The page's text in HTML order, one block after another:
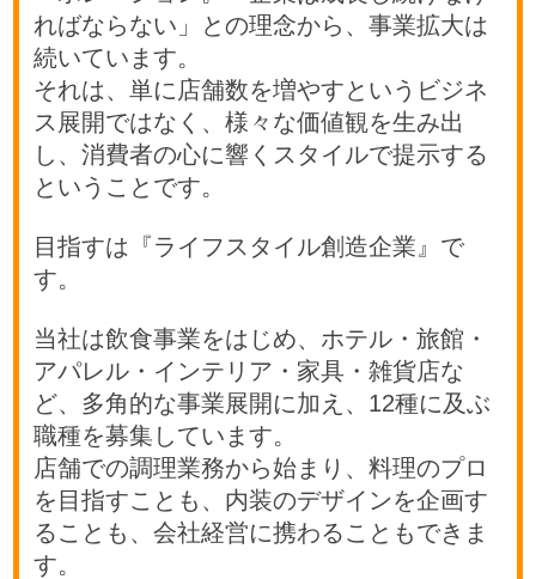
ればならない」との理念から、事業拡大は
続いています。
それは、単に店舗数を増やすというビジネ
ス展開ではなく、様々な価値観を生み出
し、消費者の心に響くスタイルで提示する
ということです。
目指すは『ライフスタイル創造企業』で
す。
当社は飲食事業をはじめ、ホテル・旅館・
アパレル・インテリア・家具・雑貨店な
ど、多角的な事業展開に加え、12種に及ぶ
職種を募集しています。
店舗での調理業務から始まり、料理のプロ
を目指すことも、内装のデザインを企画す
ることも、会社経営に携わることもできま
す。